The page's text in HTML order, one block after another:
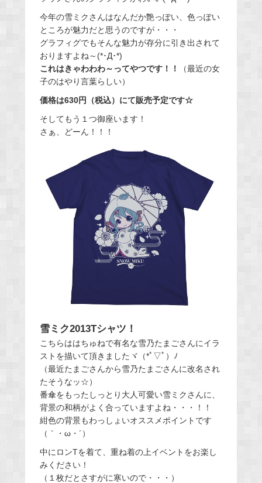
今年の雪ミクさんはなんだか艶っぽい、色っぽい
ところが魅力だと思うのですが・・・
グラフィグでもそんな魅力が存分に引き出されて
おりますよね～(*･Д･*)
これはきゃわわわ～ってやつです！！
（最近の女
子のはやり言葉らしい）
価格は630円（税込）にて販売予定です☆
そしてもう１つ御座います！
さぁ、どーん！！！
雪ミク2013Tシャツ！
こちらははちゅねで有名な雪乃たまごさんにイラ
ストを描いて頂きましたヾ（*ﾟ▽ﾟ）ﾉ
（最近たまごさんから雪乃たまごさんに改名され
たそうなッ☆）
番傘をもったしっとり大人可愛い雪ミクさんに、
背景の和柄がよく合っていますよね・・・！！
紺色の背景もわっしょいオススメポイントです
（｀・ω・´）
中にロンTを着て、重ね着の上イベントをお楽し
みください！
（１枚だとさすがに寒いので・・・）